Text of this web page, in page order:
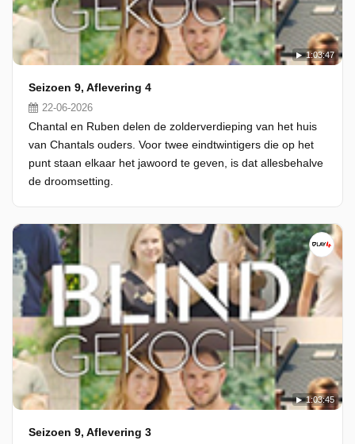
1:03:47
Seizoen 9, Aflevering 4
22-06-2026
Chantal en Ruben delen de zolderverdieping van het huis
van Chantals ouders. Voor twee eindtwintigers die op het
punt staan elkaar het jawoord te geven, is dat allesbehalve
de droomsetting.
1:03:45
Seizoen 9, Aflevering 3